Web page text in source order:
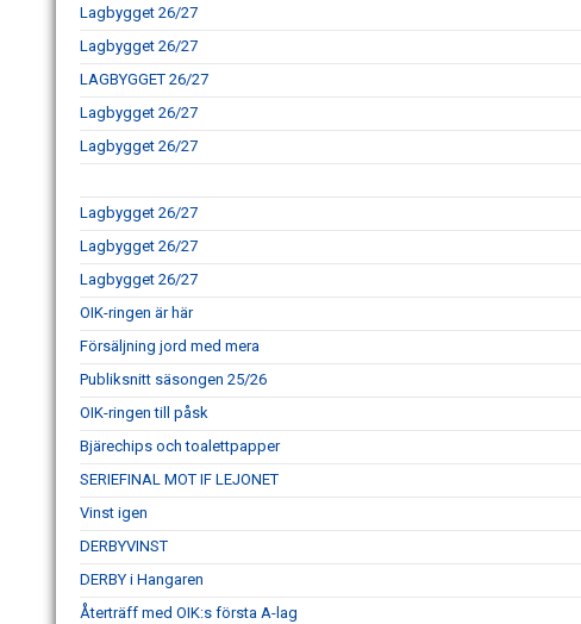
Lagbygget 26/27
Lagbygget 26/27
LAGBYGGET 26/27
Lagbygget 26/27
Lagbygget 26/27
Lagbygget 26/27
Lagbygget 26/27
Lagbygget 26/27
OIK-ringen är här
Försäljning jord med mera
Publiksnitt säsongen 25/26
OIK-ringen till påsk
Bjärechips och toalettpapper
SERIEFINAL MOT IF LEJONET
Vinst igen
DERBYVINST
DERBY i Hangaren
Återträff med OIK:s första A-lag